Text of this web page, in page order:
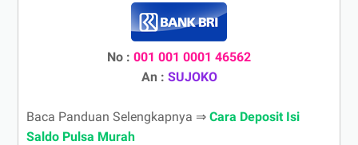
No : 001 001 0001 46562
An : SUJOKO
Baca Panduan Selengkapnya ⇒ Cara Deposit Isi
Saldo Pulsa Murah